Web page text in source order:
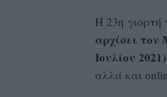
Η 23η γιορτή
αρχίσει τον
Ιουλίου 2021)
αλλά και